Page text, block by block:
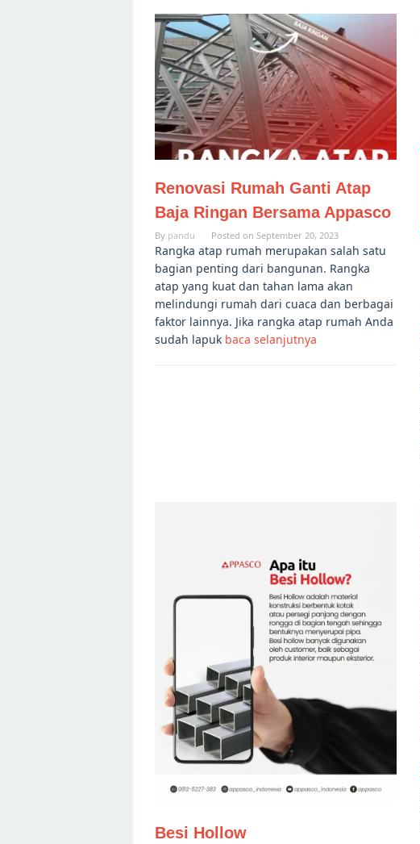
Renovasi Rumah Ganti Atap
Baja Ringan Bersama Appasco
By pandu Posted on September 20, 2023
Rangka atap rumah merupakan salah satu
bagian penting dari bangunan. Rangka
atap yang kuat dan tahan lama akan
melindungi rumah dari cuaca dan berbagai
faktor lainnya. Jika rangka atap rumah Anda
sudah lapuk baca selanjutnya
Besi Hollow